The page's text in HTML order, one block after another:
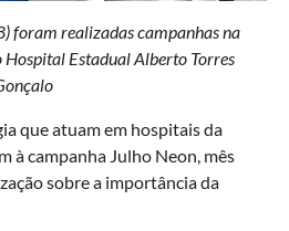
foram realizadas campanhas na
Hospital Estadual Alberto Torres
que atuam em hospitais da
à campanha Julho Neon, mês
sobre a importância da